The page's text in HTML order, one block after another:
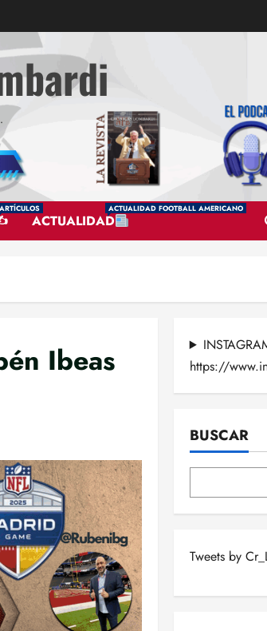
ARTÍCULOS
ACTUALIDAD
ACTUALIDAD FOOTBALL AMERICANO
Ibeas
https://
BUSCAR
Tweets by